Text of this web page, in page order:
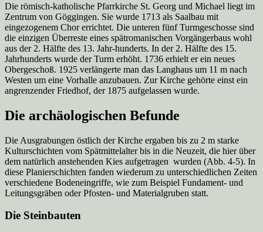
Die römisch-katholische Pfarrkirche St. Georg und Michael liegt im
Zentrum von Göggingen. Sie wurde 1713 als Saalbau mit
eingezogenem Chor errichtet. Die unteren fünf Turmgeschosse sind
die einzigen Überreste eines spätromanischen Vorgängerbaus wohl
aus der 2. Hälfte des 13. Jahr-hunderts. In der 2. Hälfte des 15.
Jahrhunderts wurde der Turm erhöht. 1736 erhielt er ein neues
Obergeschoß. 1925 verlängerte man das Langhaus um 11 m nach
Westen um eine Vorhalle anzubauen. Zur Kirche gehörte einst ein
angrenzender Friedhof, der 1875 aufgelassen wurde.
Die archäologischen Befunde
Die Ausgrabungen östlich der Kirche ergaben bis zu 2 m starke
Kulturschichten vom Spätmittelalter bis in die Neuzeit, die hier über
dem natürlich anstehenden Kies aufgetragen wurden (Abb. 4-5). In
diese Planierschichten fanden wiederum zu unterschiedlichen Zeiten
verschiedene Bodeneingriffe, wie zum Beispiel Fundament- und
Leitungsgräben oder Pfosten- und Materialgruben statt.
Die Steinbauten